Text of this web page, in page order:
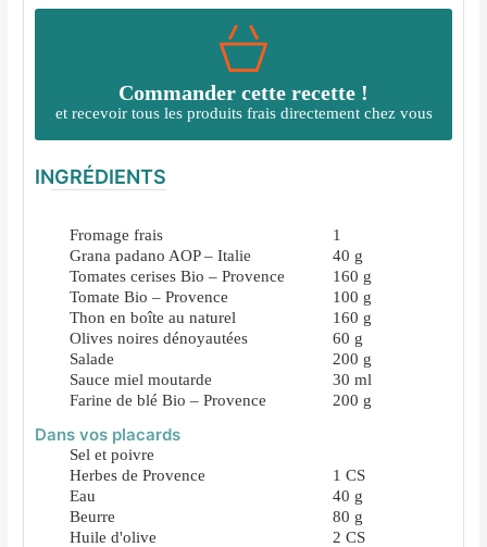
Commander cette recette !
et recevoir tous les produits frais directement chez vous
INGRÉDIENTS
Fromage frais
1
Grana padano AOP – Italie
40 g
Tomates cerises Bio – Provence
160 g
Tomate Bio – Provence
100 g
Thon en boîte au naturel
160 g
Olives noires dénoyautées
60 g
Salade
200 g
Sauce miel moutarde
30 ml
Farine de blé Bio – Provence
200 g
Dans vos placards
Sel et poivre
Herbes de Provence
1 CS
Eau
40 g
Beurre
80 g
Huile d'olive
2 CS